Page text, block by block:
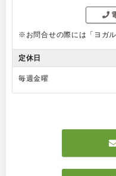
※お問合せの際には「ヨガ
定休日
毎週金曜